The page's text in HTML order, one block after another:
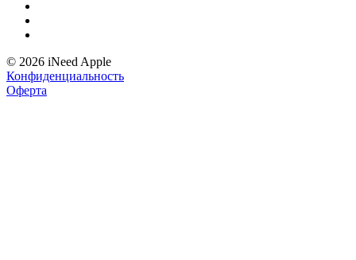
© 2026 iNeed Apple
Конфиденциальность
Оферта